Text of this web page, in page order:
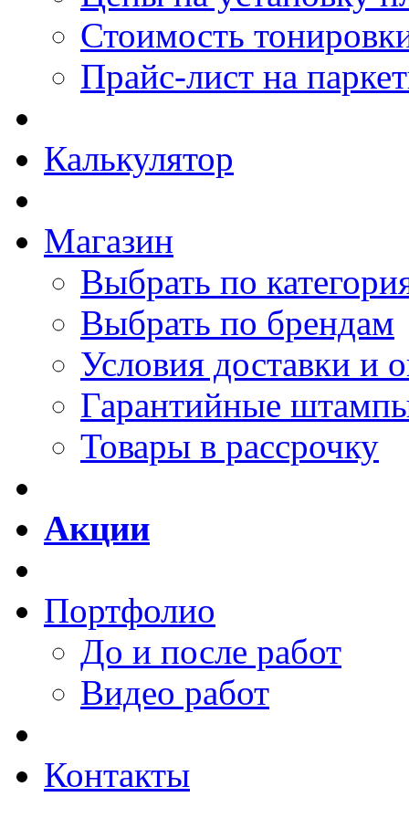
Стоимость
Прайс-лист на
Калькулятор
Магазин
Выбрать по
Выбрать по брендам
Условия доставки и
Гарантийные
Товары в рассрочку
Акции
Портфолио
До и после работ
Видео работ
Контакты